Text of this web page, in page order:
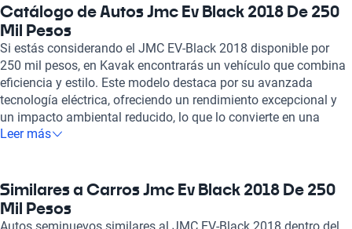
Catálogo de Autos Jmc Ev Black 2018 De 250
Mil Pesos
Si estás considerando el JMC EV-Black 2018 disponible por
250 mil pesos, en Kavak encontrarás un vehículo que combina
eficiencia y estilo. Este modelo destaca por su avanzada
tecnología eléctrica, ofreciendo un rendimiento excepcional y
un impacto ambiental reducido, lo que lo convierte en una
opción inteligente para quienes buscan un auto moderno y
puntos, asegurando su óptimo estado mecánico y estético. La
experiencia de compra es completamente en línea, lo que te
permite gestionar todo desde la comodidad de tu hogar.
Leer más
Similares a Carros Jmc Ev Black 2018 De 250
Mil Pesos